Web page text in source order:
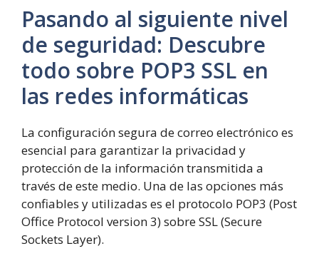
Pasando al siguiente nivel
de seguridad: Descubre
todo sobre POP3 SSL en
las redes informáticas
La configuración segura de correo electrónico es
esencial para garantizar la privacidad y
protección de la información transmitida a
través de este medio. Una de las opciones más
confiables y utilizadas es el protocolo POP3 (Post
Office Protocol version 3) sobre SSL (Secure
Sockets Layer).